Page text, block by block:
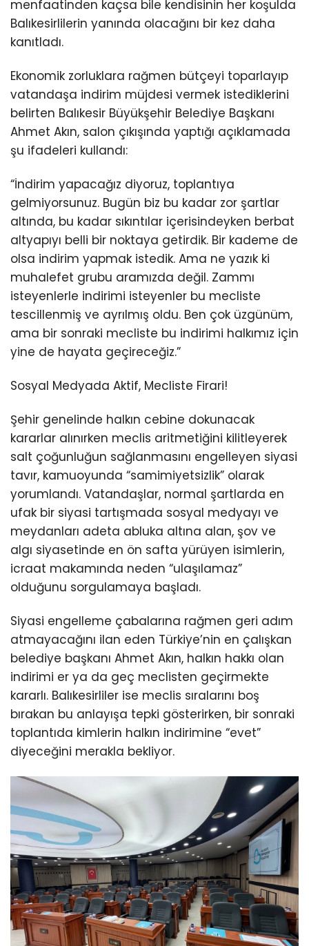
menfaatinden kaçsa bile kendisinin her koşulda
Balıkesirlilerin yanında olacağını bir kez daha
kanıtladı.
Ekonomik zorluklara rağmen bütçeyi toparlayıp
vatandaşa indirim müjdesi vermek istediklerini
belirten Balıkesir Büyükşehir Belediye Başkanı
Ahmet Akın, salon çıkışında yaptığı açıklamada
şu ifadeleri kullandı:
“İndirim yapacağız diyoruz, toplantıya
gelmiyorsunuz. Bugün biz bu kadar zor şartlar
altında, bu kadar sıkıntılar içerisindeyken berbat
altyapıyı belli bir noktaya getirdik. Bir kademe de
olsa indirim yapmak istedik. Ama ne yazık ki
muhalefet grubu aramızda değil. Zammı
isteyenlerle indirimi isteyenler bu mecliste
tescillenmiş ve ayrılmış oldu. Ben çok üzgünüm,
ama bir sonraki mecliste bu indirimi halkımız için
yine de hayata geçireceğiz.”
Sosyal Medyada Aktif, Mecliste Firari!
Şehir genelinde halkın cebine dokunacak
kararlar alınırken meclis aritmetiğini kilitleyerek
salt çoğunluğun sağlanmasını engelleyen siyasi
tavır, kamuoyunda “samimiyetsizlik” olarak
yorumlandı. Vatandaşlar, normal şartlarda en
ufak bir siyasi tartışmada sosyal medyayı ve
meydanları adeta abluka altına alan, şov ve
algı siyasetinde en ön safta yürüyen isimlerin,
icraat makamında neden “ulaşılamaz”
olduğunu sorgulamaya başladı.
Siyasi engelleme çabalarına rağmen geri adım
atmayacağını ilan eden Türkiye’nin en çalışkan
belediye başkanı Ahmet Akın, halkın hakkı olan
indirimi er ya da geç meclisten geçirmekte
kararlı. Balıkesirliler ise meclis sıralarını boş
bırakan bu anlayışa tepki gösterirken, bir sonraki
toplantıda kimlerin halkın indirimine “evet”
diyeceğini merakla bekliyor.